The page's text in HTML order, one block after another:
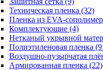
Техническая пленка (32)
Пленка из EVA-
Комплектующие (4)
Нетканый укрывной
Полиэтиленовая пленка
Воздушно-пузырчатая
Армированная пленка (22)